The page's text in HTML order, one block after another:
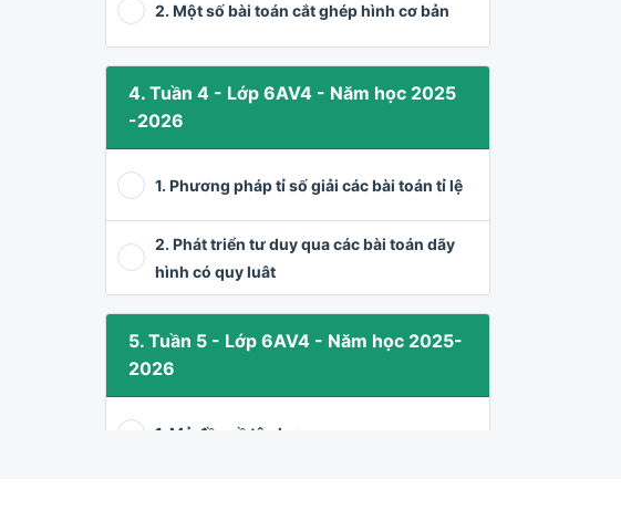
2. Một số bài toán cắt ghép hình cơ bản
4. Tuần 4 - Lớp 6AV4 - Năm học 2025
-2026
1. Phương pháp tỉ số giải các bài toán tỉ lệ
2. Phát triển tư duy qua các bài toán dãy
hình có quy luât
5. Tuần 5 - Lớp 6AV4 - Năm học 2025-
2026
1. Mở đầu về tập hợp